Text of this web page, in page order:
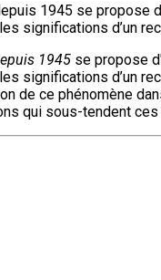
1945 se
significations d’un
1945 se propose
significations d’un
de ce phénomène
qui sous-tendent